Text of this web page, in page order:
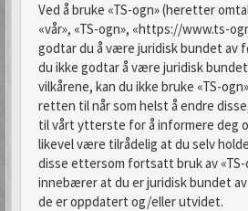
Ved å bruke «TS-ogn» (heretter
«vår», «TS-ogn», «https://www.ts-
godtar du å være juridisk bundet av
du ikke godtar å være juridisk
vilkårene, kan du ikke bruke «TS-
retten til når som helst å endre
til vårt ytterste for å informere deg
likevel være tilrådelig at du selv
disse ettersom fortsatt bruk av
innebærer at du er juridisk bundet
de er oppdatert og/eller utvidet.